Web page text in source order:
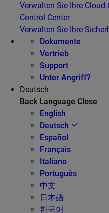
Verwalten Sie Ihre
Control Center
Verwalten Sie Ihre
Dokumente
Vertrieb
Support
Unter Angriff?
Deutsch
Back Language Close
English
Deutsch
Español
Français
Italiano
Português
中文
日本語
한국어